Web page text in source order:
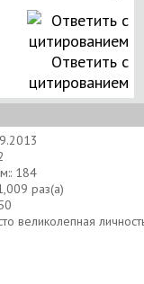
Ответить с
цитированием
184
раз(а)